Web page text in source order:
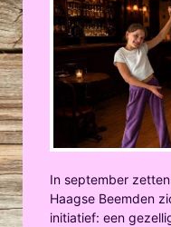
In september
Haagse Beemden
initiatief: een